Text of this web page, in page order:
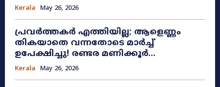
Kerala May 26, 2026
പ്രവർത്തകർ എത്തിയില്ല; ആളെണ്ണം
തികയാതെ വന്നതോടെ മാർച്ച്
ഉപേക്ഷിച്ചു! രണ്ടര മണിക്കൂർ...
Kerala May 26, 2026